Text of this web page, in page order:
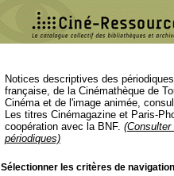
Notices descriptives des
française, de la Cinémathèque de
Cinéma et de l'image animée,
Les titres Cinémagazine et Paris-
coopération avec la BNF.
périodiques)
Sélectionner les critères de